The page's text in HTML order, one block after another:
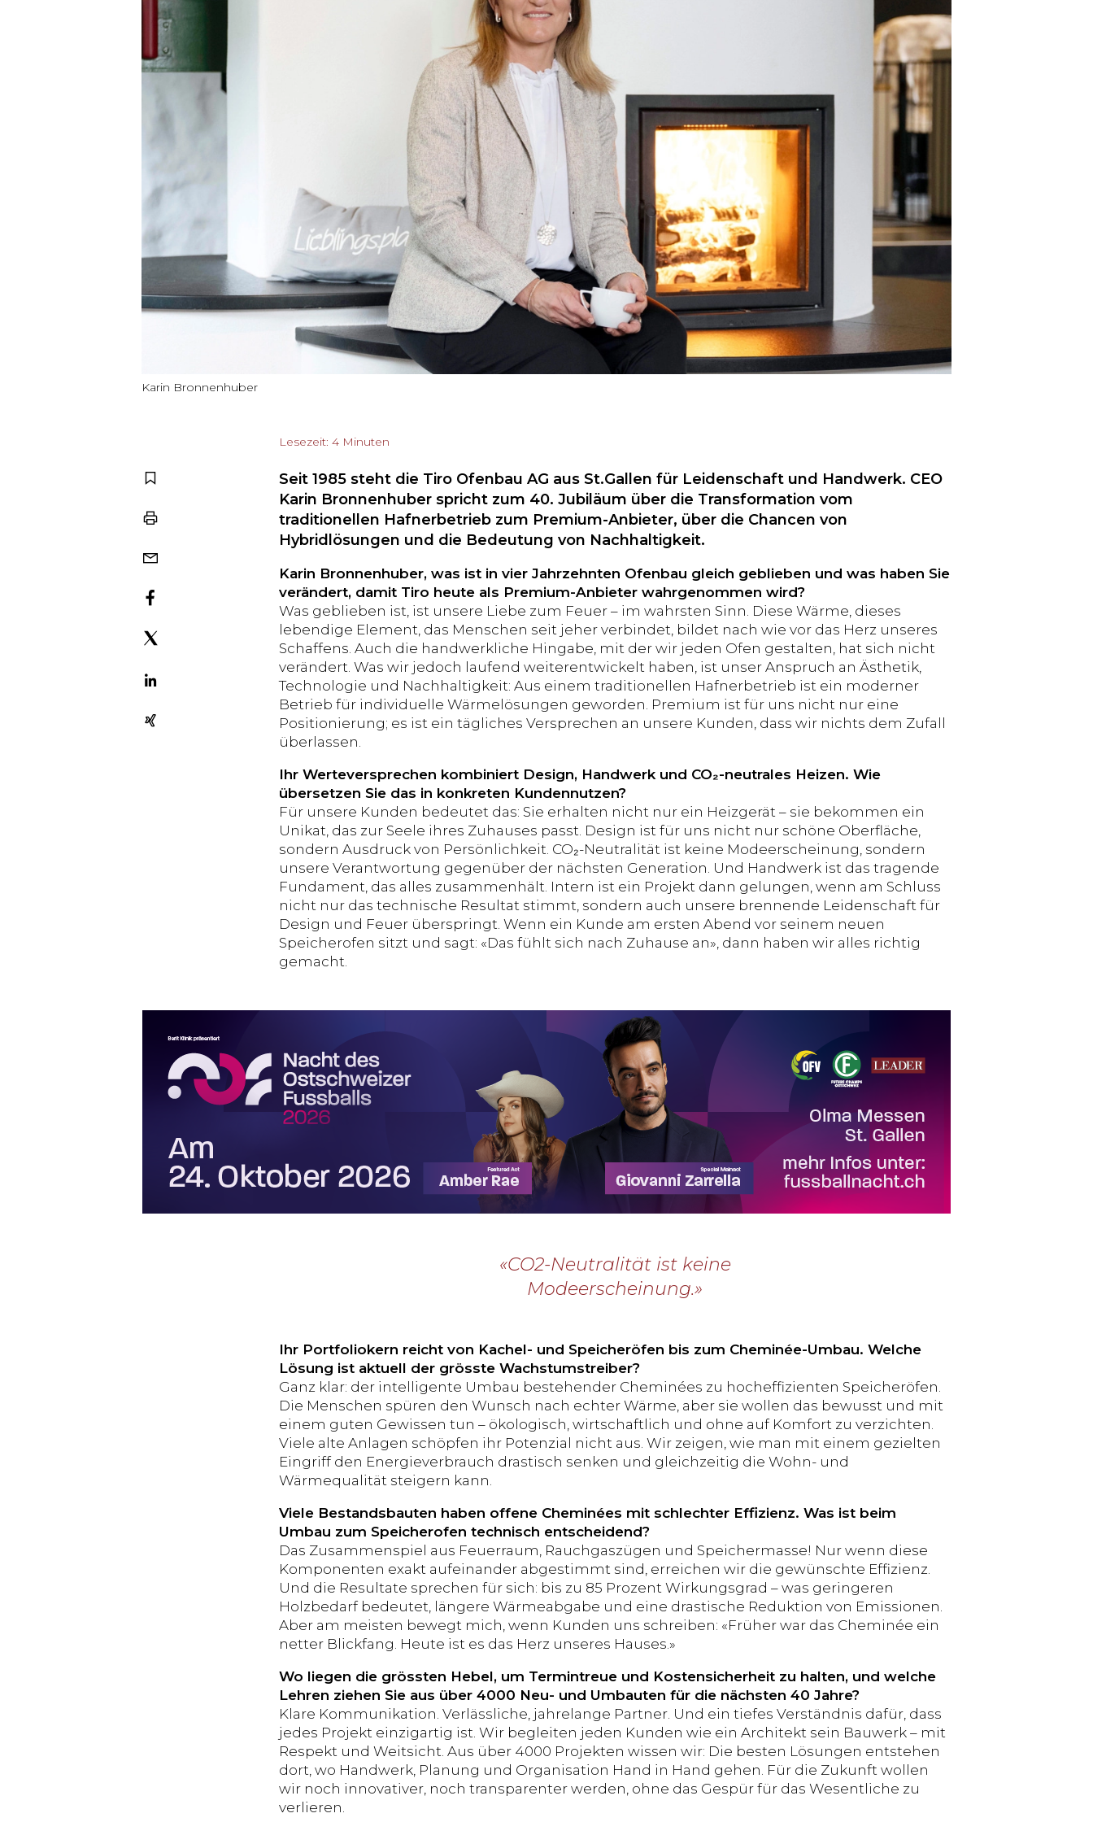
Karin Bronnenhuber
Lesezeit: 4 Minuten
Seit 1985 steht die Tiro Ofenbau AG aus St.Gallen für Leidenschaft und Handwerk. CEO
Karin Bronnenhuber spricht zum 40. Jubiläum über die Transformation vom
traditionellen Hafnerbetrieb zum Premium-Anbieter, über die Chancen von
Hybridlösungen und die Bedeutung von Nachhaltigkeit.
Karin Bronnenhuber, was ist in vier Jahrzehnten Ofenbau gleich geblieben und was haben Sie
verändert, damit Tiro heute als Premium-Anbieter wahrgenommen wird?
Was geblieben ist, ist unsere Liebe zum Feuer – im wahrsten Sinn. Diese Wärme, dieses
lebendige Element, das Menschen seit jeher verbindet, bildet nach wie vor das Herz unseres
Schaffens. Auch die handwerkliche Hingabe, mit der wir jeden Ofen gestalten, hat sich nicht
verändert. Was wir jedoch laufend weiterentwickelt haben, ist unser Anspruch an Ästhetik,
Technologie und Nachhaltigkeit: Aus einem traditionellen Hafnerbetrieb ist ein moderner
Betrieb für individuelle Wärmelösungen geworden. Premium ist für uns nicht nur eine
Positionierung; es ist ein tägliches Versprechen an unsere Kunden, dass wir nichts dem Zufall
überlassen.
Ihr Werteversprechen kombiniert Design, Handwerk und CO₂-neutrales Heizen. Wie
übersetzen Sie das in konkreten Kundennutzen?
Für unsere Kunden bedeutet das: Sie erhalten nicht nur ein Heizgerät – sie bekommen ein
Unikat, das zur Seele ihres Zuhauses passt. Design ist für uns nicht nur schöne Oberfläche,
sondern Ausdruck von Persönlichkeit. CO₂-Neutralität ist keine Modeerscheinung, sondern
unsere Verantwortung gegenüber der nächsten Generation. Und Handwerk ist das tragende
Fundament, das alles zusammenhält. Intern ist ein Projekt dann gelungen, wenn am Schluss
nicht nur das technische Resultat stimmt, sondern auch unsere brennende Leidenschaft für
Design und Feuer überspringt. Wenn ein Kunde am ersten Abend vor seinem neuen
Speicherofen sitzt und sagt: «Das fühlt sich nach Zuhause an», dann haben wir alles richtig
gemacht.
«CO2-Neutralität ist keine
Modeerscheinung.»
Ihr Portfoliokern reicht von Kachel- und Speicheröfen bis zum Cheminée-Umbau. Welche
Lösung ist aktuell der grösste Wachstumstreiber?
Ganz klar: der intelligente Umbau bestehender Cheminées zu hocheffizienten Speicheröfen.
Die Menschen spüren den Wunsch nach echter Wärme, aber sie wollen das bewusst und mit
einem guten Gewissen tun – ökologisch, wirtschaftlich und ohne auf Komfort zu verzichten.
Viele alte Anlagen schöpfen ihr Potenzial nicht aus. Wir zeigen, wie man mit einem gezielten
Eingriff den Energieverbrauch drastisch senken und gleichzeitig die Wohn- und
Wärmequalität steigern kann.
Viele Bestandsbauten haben offene Cheminées mit schlechter Effizienz. Was ist beim
Umbau zum Speicherofen technisch entscheidend?
Das Zusammenspiel aus Feuerraum, Rauchgaszügen und Speichermasse! Nur wenn diese
Komponenten exakt aufeinander abgestimmt sind, erreichen wir die gewünschte Effizienz.
Und die Resultate sprechen für sich: bis zu 85 Prozent Wirkungsgrad – was geringeren
Holzbedarf bedeutet, längere Wärmeabgabe und eine drastische Reduktion von Emissionen.
Aber am meisten bewegt mich, wenn Kunden uns schreiben: «Früher war das Cheminée ein
netter Blickfang. Heute ist es das Herz unseres Hauses.»
Wo liegen die grössten Hebel, um Termintreue und Kostensicherheit zu halten, und welche
Lehren ziehen Sie aus über 4000 Neu- und Umbauten für die nächsten 40 Jahre?
Klare Kommunikation. Verlässliche, jahrelange Partner. Und ein tiefes Verständnis dafür, dass
jedes Projekt einzigartig ist. Wir begleiten jeden Kunden wie ein Architekt sein Bauwerk – mit
Respekt und Weitsicht. Aus über 4000 Projekten wissen wir: Die besten Lösungen entstehen
dort, wo Handwerk, Planung und Organisation Hand in Hand gehen. Für die Zukunft wollen
wir noch innovativer, noch transparenter werden, ohne das Gespür für das Wesentliche zu
verlieren.